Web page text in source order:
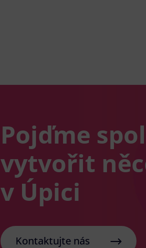
Pojďme
vytvořit
v Úpici
Kontaktujte nás